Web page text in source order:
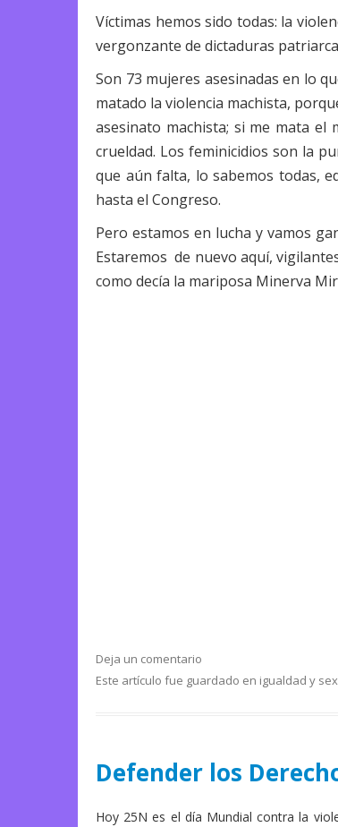
Víctimas hemos sido todas: la
vergonzante de dictaduras
Son 73 mujeres asesinadas en lo
matado la violencia machista,
asesinato machista; si me mata el
crueldad. Los feminicidios son la
que aún falta, lo sabemos todas,
hasta el Congreso.
Pero estamos en lucha y vamos
Estaremos de nuevo aquí,
como decía la mariposa Minerva
Deja un comentario
Este artículo fue guardado en igualdad y
Defender los
Hoy 25N es el día Mundial contra la